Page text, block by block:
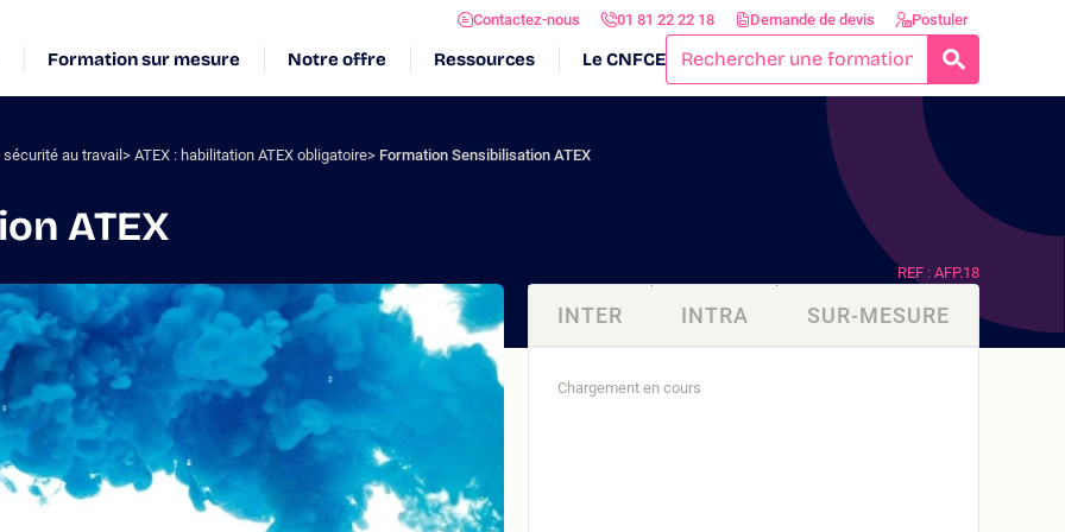
Contactez-nous 01 81 22 22 18 Demande de devis Postuler
Formation sur mesure Notre offre Ressources Le CNFCE
au travail ATEX : habilitation ATEX obligatoire
Formation Sensibilisation ATEX
ATEX
REF : AFP.18
INTER INTRA SUR-MESURE